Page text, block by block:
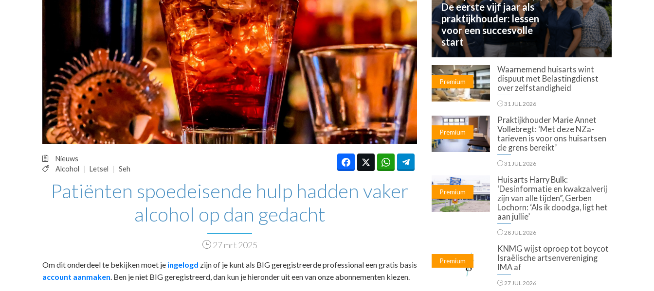
OPINIE
HUISARTSENPOST
PRAKTIJKZAKEN
TARIEVEN
VPHUISARTSEN
MEDISCHE VAKHANDEL
INLOGGEN
REGISTRATIE
Nieuws
Alcohol
Letsel Seh
Patiënten spoedeisende hulp hadden vaker
alcohol op dan gedacht
27 mrt 2025
Om dit onderdeel te bekijken moet je ingelogd zijn of je kunt als BIG geregistreerde professional een gratis basis
account aanmaken . Ben je niet BIG geregistreerd, dan kun je hieronder uit een van onze abonnementen kiezen.
De eerste vijf jaar als
praktijkhouder: lessen
voor een succesvolle
start
Premium
Waarnemend huisarts wint
dispuut met Belastingdienst
over zelfstandigheid
31 JUL 2026
Premium
Praktijkhouder Marie Annet
Vollebregt: ‘Met deze NZa-
tarieven is voor ons huisartsen
de grens bereikt’
31 JUL 2026
Premium
Huisarts Harry Bulk:
‘Desinformatie en kwakzalverij
zijn van alle tijden”, Gerben
Lochorn: ‘Als ik doodga, ligt het
aan jullie’
28 JUL 2026
Premium
KNMG wijst oproep tot boycot
Israëlische artsenvereniging
IMA af
27 JUL 2026